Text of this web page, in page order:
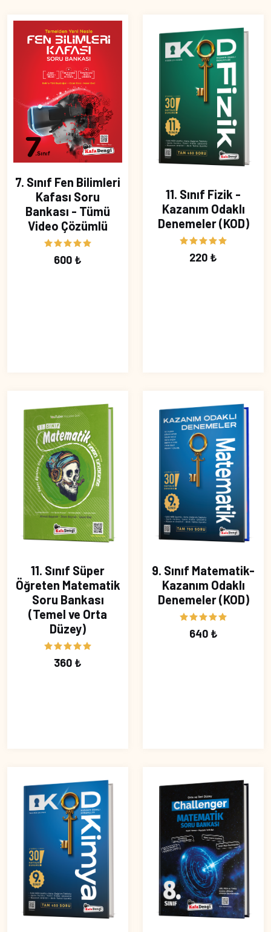
7. Sınıf Fen Bilimleri
Kafası Soru
Bankası - Tümü
Video Çözümlü
600 ₺
11. Sınıf Fizik -
Kazanım Odaklı
Denemeler (KOD)
220 ₺
11. Sınıf Süper
Öğreten Matematik
Soru Bankası
(Temel ve Orta
Düzey)
360 ₺
9. Sınıf Matematik-
Kazanım Odaklı
Denemeler (KOD)
640 ₺